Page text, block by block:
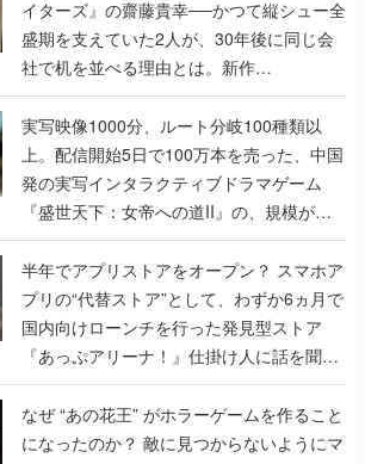
『TATSUJIN EXTREME』で初タッグを組
んだレジェンド2人に訊く開発秘話
実写映像1000分、ルート分岐100種類以
上。配信開始5日で100万本を売った、中国
発の実写インタラクティブドラマゲーム
『盛世天下：女帝への道II』の、規模が違
うこだわりをプロデューサーに聞いた
半年でアプリストアをオープン？ スマホア
プリの“代替ストア”として、わずか6ヵ月で
国内向けローンチを行った発見型ストア
『あっぷアリーナ！』仕掛け人に話を聞い
てみた
なぜ “あの花王” がホラーゲームを作ること
になったのか？ 敵に見つからないようにマ
ジックリンでこっそり掃除する『しずかな
おそうじ』が生まれるまで【開発座談会】
覧